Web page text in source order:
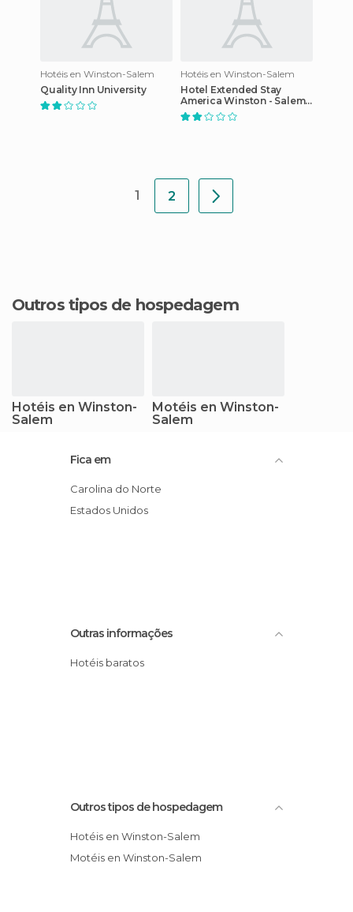
Hotéis en Winston-Salem
Quality Inn University
Hotéis en Winston-Salem
Hotel Extended Stay
America Winston - Salem -
Hanes Mall Blvd.
1 2
Outros tipos de hospedagem
Hotéis en Winston-
Salem
Motéis en Winston-
Salem
Fica em
Carolina do Norte
Estados Unidos
Outras informações
Hotéis baratos
Outros tipos de hospedagem
Hotéis en Winston-Salem
Motéis en Winston-Salem